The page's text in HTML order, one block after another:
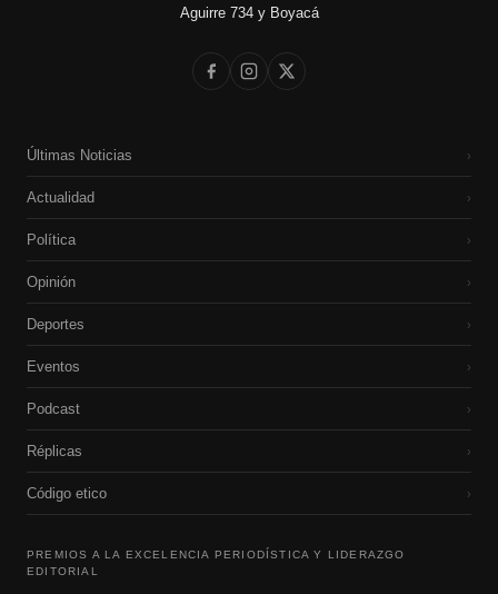
Aguirre 734 y Boyacá
Últimas Noticias ›
Actualidad ›
Política ›
Opinión ›
Deportes ›
Eventos ›
Podcast ›
Réplicas ›
Código etico ›
PREMIOS A LA EXCELENCIA PERIODÍSTICA Y LIDERAZGO
EDITORIAL